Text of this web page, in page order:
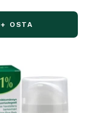
+ OSTA